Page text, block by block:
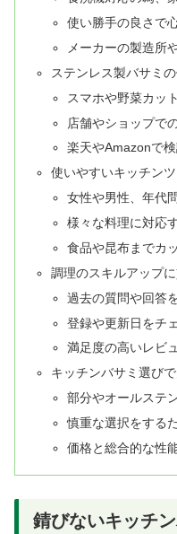
使い勝手の良さで
メーカーの製造所
ステンレス製バサミ
スマホや野菜カッ
店舗やショップで
楽天やAmazonで
使いやすいキッチン
女性や男性、年代
様々な料理に対応
食品や昆布までカ
調理のスキルアップ
過去の質問や回答
登録や更新日をチ
満足度の高いレビ
キッチンバサミ選び
部分やオールステ
慎重な選択をする
価格と総合的な性
錆びないキッチ